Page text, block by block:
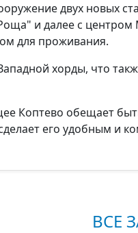
двух новых
и далее с центром
для проживания.
хорды, что
Коптево обещает
его удобным и
ВСЕ